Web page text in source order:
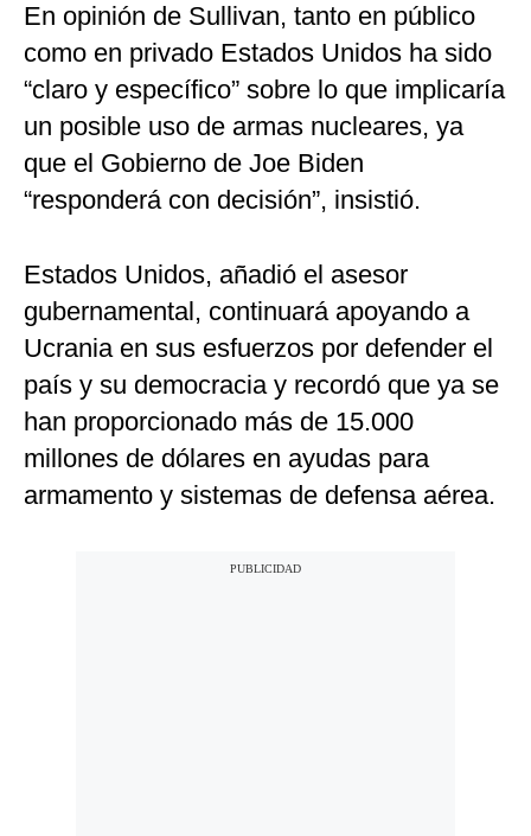
En opinión de Sullivan, tanto en público
como en privado Estados Unidos ha sido
“claro y específico” sobre lo que implicaría
un posible uso de armas nucleares, ya
que el Gobierno de Joe Biden
“responderá con decisión”, insistió.
Estados Unidos, añadió el asesor
gubernamental, continuará apoyando a
Ucrania en sus esfuerzos por defender el
país y su democracia y recordó que ya se
han proporcionado más de 15.000
millones de dólares en ayudas para
armamento y sistemas de defensa aérea.